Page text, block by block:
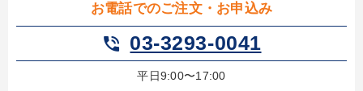
お電話でのご注文・お申込み
phone_in_talk 03-3293-0041
平日9:00〜17:00